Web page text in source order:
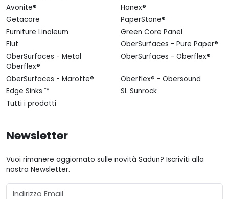
Avonite®
Hanex®
Getacore
PaperStone®
Furniture Linoleum
Green Core Panel
Flut
OberSurfaces - Pure Paper®
OberSurfaces - Metal
Oberflex®
OberSurfaces - Oberflex®
OberSurfaces - Marotte®
Oberflex® - Obersound
Edge Sinks ™
SL Sunrock
Tutti i prodotti
Newsletter
Vuoi rimanere aggiornato sulle novità Sadun? Iscriviti alla
nostra Newsletter.
Email